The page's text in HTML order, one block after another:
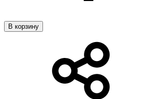
В корзину